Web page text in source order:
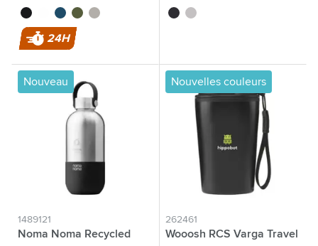
noir blancbleu vert foncé
argenté
24H
noir argenté
Nouveau
1489121
Noma Noma Recycled
Nouvelles couleurs
262461
Wooosh RCS Varga Travel